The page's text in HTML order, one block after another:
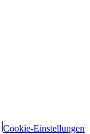
Cookie-Einstellungen